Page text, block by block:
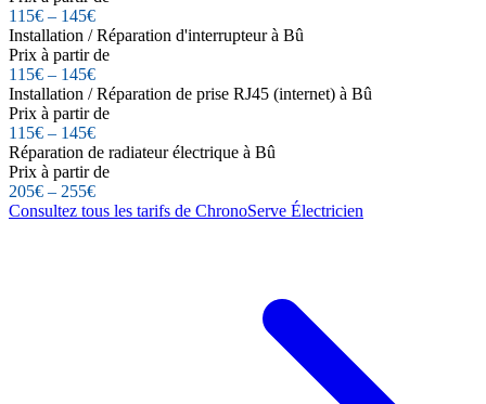
115€ – 145€
Installation / Réparation d'interrupteur à Bû
Prix à partir de
115€ – 145€
Installation / Réparation de prise RJ45 (internet) à Bû
Prix à partir de
115€ – 145€
Réparation de radiateur électrique à Bû
Prix à partir de
205€ – 255€
Consultez tous les tarifs de ChronoServe Électricien